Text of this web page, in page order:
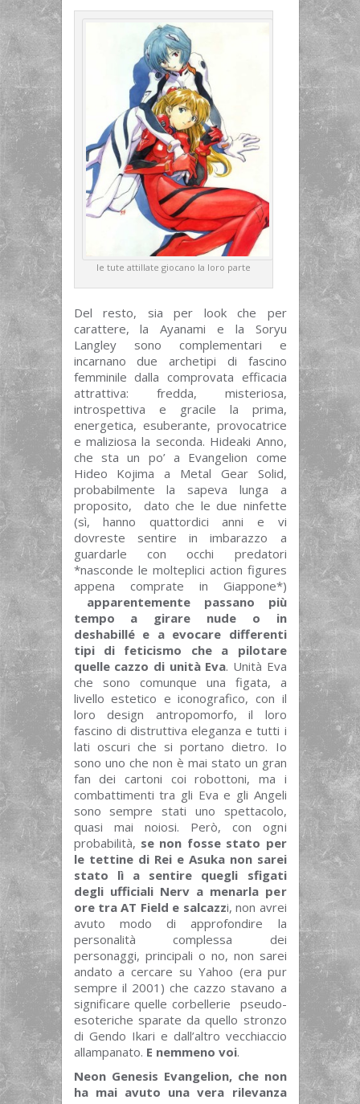
le tute attillate giocano la loro parte
Del resto, sia per look che per
carattere, la Ayanami e la Soryu
Langley sono complementari e
incarnano due archetipi di fascino
femminile dalla comprovata efficacia
attrattiva: fredda, misteriosa,
introspettiva e gracile la prima,
energetica, esuberante, provocatrice
e maliziosa la seconda. Hideaki Anno,
che sta un po’ a Evangelion come
Hideo Kojima a Metal Gear Solid,
probabilmente la sapeva lunga a
proposito, dato che le due ninfette
(sì, hanno quattordici anni e vi
dovreste sentire in imbarazzo a
guardarle con occhi predatori
*nasconde le molteplici action figures
appena comprate in Giappone*)
apparentemente passano più
tempo a girare nude o in
deshabillé e a evocare differenti
tipi di feticismo che a pilotare
quelle cazzo di unità Eva. Unità Eva
che sono comunque una figata, a
livello estetico e iconografico, con il
loro design antropomorfo, il loro
fascino di distruttiva eleganza e tutti i
lati oscuri che si portano dietro. Io
sono uno che non è mai stato un gran
fan dei cartoni coi robottoni, ma i
combattimenti tra gli Eva e gli Angeli
sono sempre stati uno spettacolo,
quasi mai noiosi. Però, con ogni
probabilità, se non fosse stato per
le tettine di Rei e Asuka non sarei
stato lì a sentire quegli sfigati
degli ufficiali Nerv a menarla per
ore tra AT Field e salcazzi, non avrei
avuto modo di approfondire la
personalità complessa dei
personaggi, principali o no, non sarei
andato a cercare su Yahoo (era pur
sempre il 2001) che cazzo stavano a
significare quelle corbellerie pseudo-
esoteriche sparate da quello stronzo
di Gendo Ikari e dall’altro vecchiaccio
allampanato. E nemmeno voi.
Neon Genesis Evangelion, che non
ha mai avuto una vera rilevanza